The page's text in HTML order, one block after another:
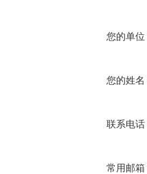
您的单位
您的姓名
联系电话
常用邮箱